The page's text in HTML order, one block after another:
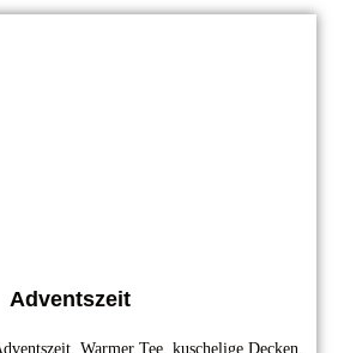
Adventszeit
Warmer Tee, kuschelige Decken,